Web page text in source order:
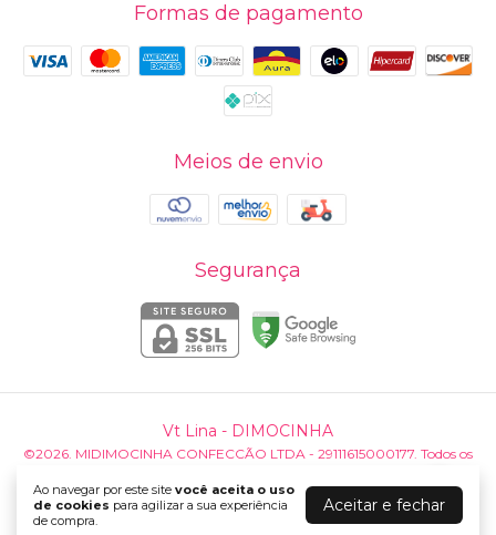
Ao navegar por este site você aceita o uso
de cookies para agilizar a sua experiência
de compra.
Aceitar e fechar
Formas de pagamento
Meios de envio
Segurança
Vt Lina - DIMOCINHA
©2026. MIDIMOCINHA CONFECCÃO LTDA - 29111615000177. Todos os